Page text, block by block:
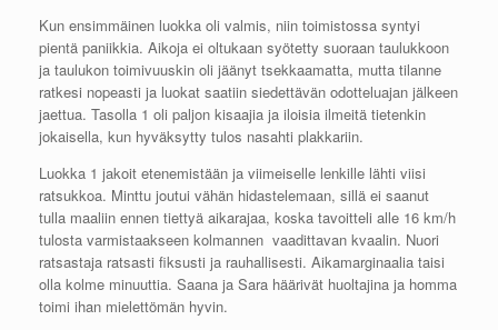
Kun ensimmäinen luokka oli valmis, niin toimistossa syntyi
pientä paniikkia. Aikoja ei oltukaan syötetty suoraan taulukkoon
ja taulukon toimivuuskin oli jäänyt tsekkaamatta, mutta tilanne
ratkesi nopeasti ja luokat saatiin siedettävän odotteluajan jälkeen
jaettua. Tasolla 1 oli paljon kisaajia ja iloisia ilmeitä tietenkin
jokaisella, kun hyväksytty tulos nasahti plakkariin.
Luokka 1 jakoit etenemistään ja viimeiselle lenkille lähti viisi
ratsukkoa. Minttu joutui vähän hidastelemaan, sillä ei saanut
tulla maaliin ennen tiettyä aikarajaa, koska tavoitteli alle 16 km/h
tulosta varmistaakseen kolmannen vaadittavan kvaalin. Nuori
ratsastaja ratsasti fiksusti ja rauhallisesti. Aikamarginaalia taisi
olla kolme minuuttia. Saana ja Sara häärivät huoltajina ja homma
toimi ihan mielettömän hyvin.